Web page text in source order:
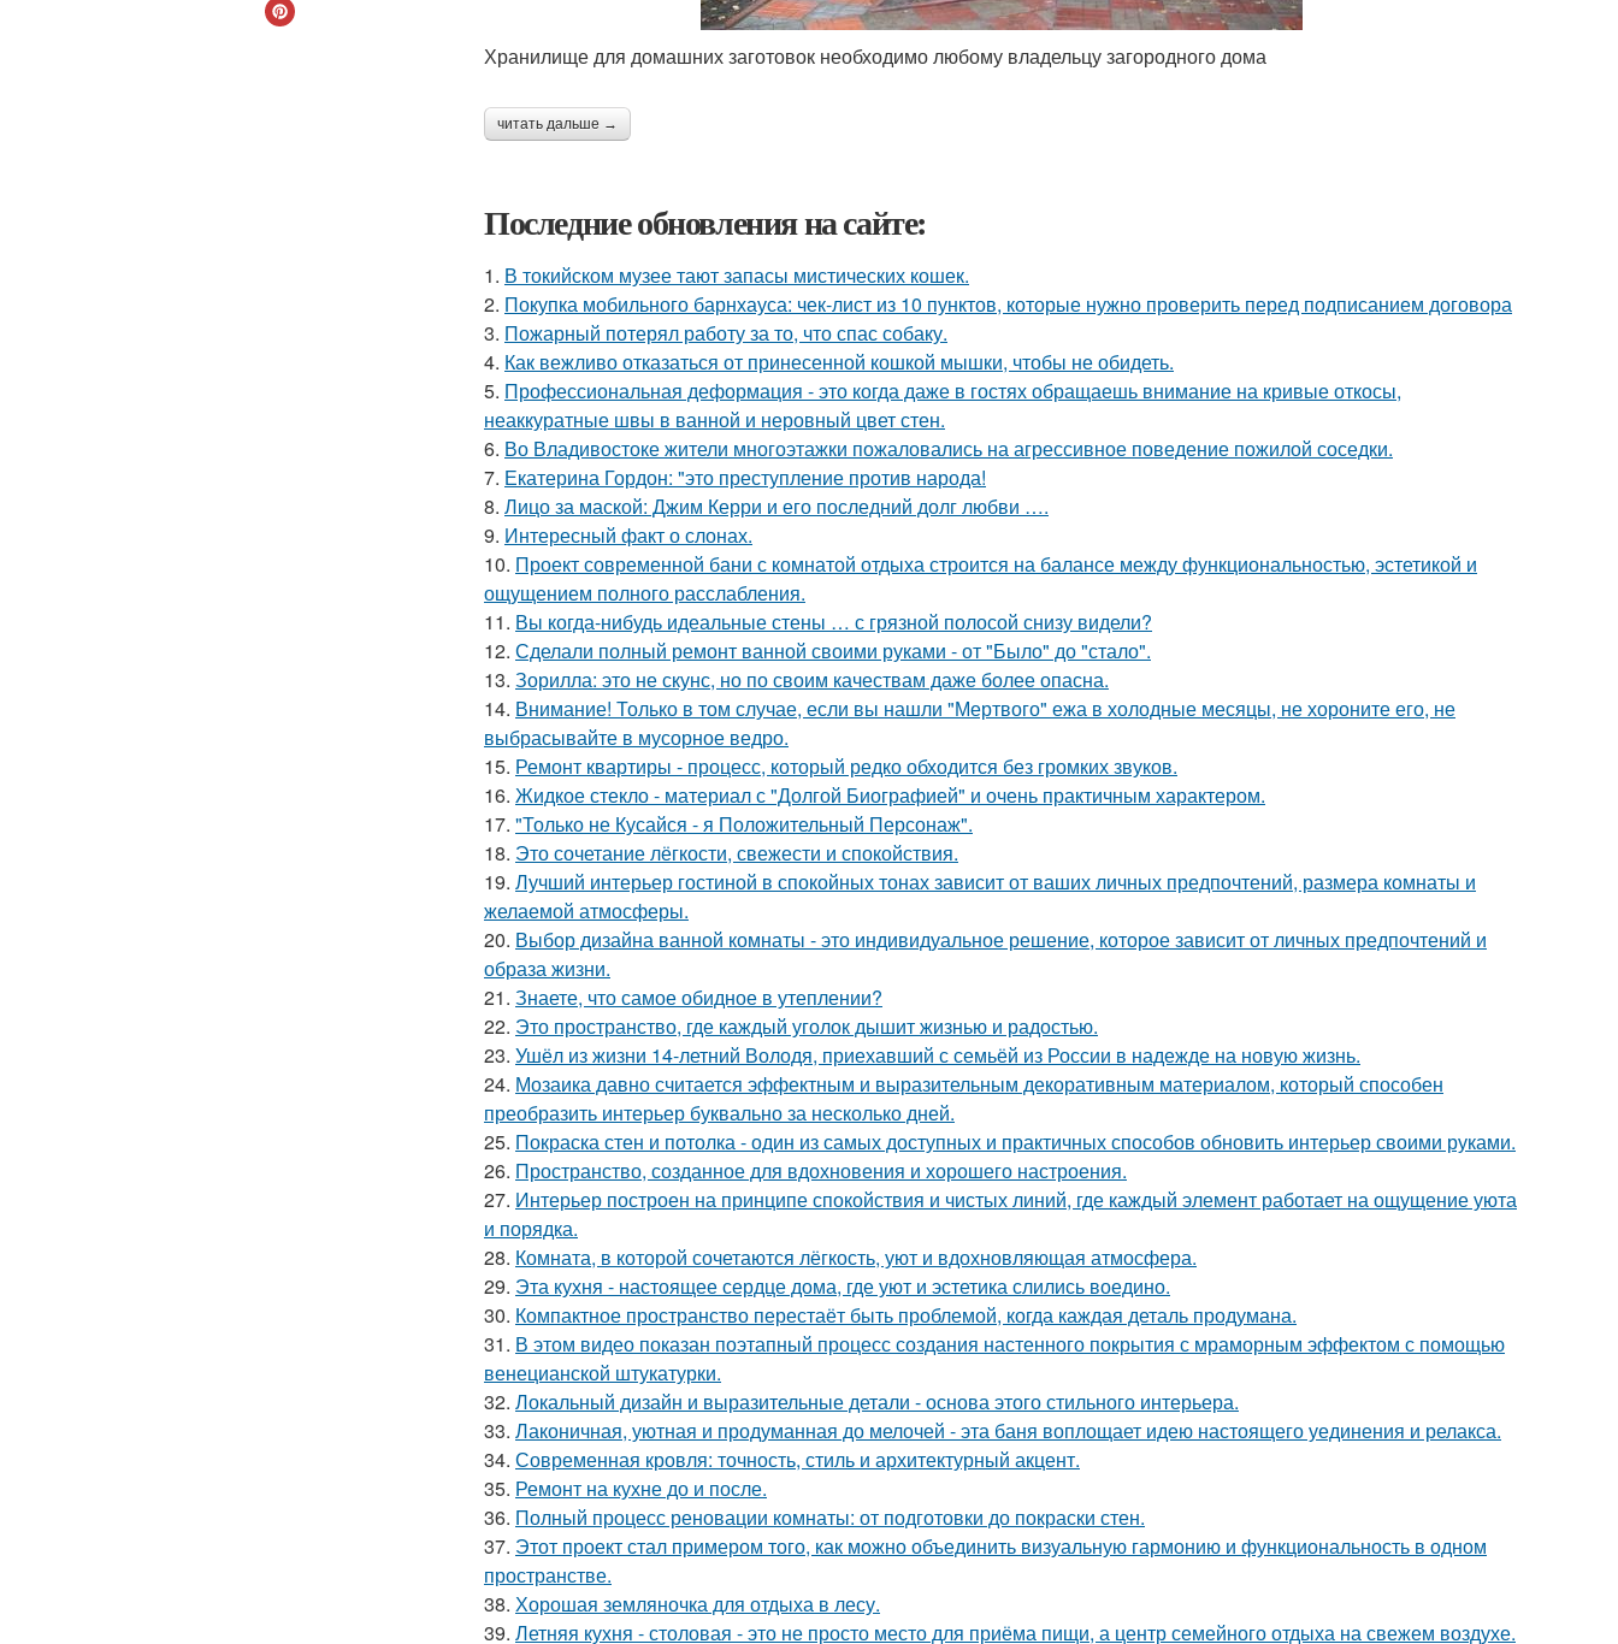
Хранилище для домашних заготовок необходимо любому владельцу загородного дома
читать дальше →
Последние обновления на сайте:
1. В токийском музее тают запасы мистических кошек.
2. Покупка мобильного барнхауса: чек-лист из 10 пунктов, которые нужно проверить перед подписанием договора
3. Пожарный потерял работу за то, что спас собаку.
4. Как вежливо отказаться от принесенной кошкой мышки, чтобы не обидеть.
5. Профессиональная деформация - это когда даже в гостях обращаешь внимание на кривые откосы,
неаккуратные швы в ванной и неровный цвет стен.
6. Во Владивостоке жители многоэтажки пожаловались на агрессивное поведение пожилой соседки.
7. Екатерина Гордон: "это преступление против народа!
8. Лицо за маской: Джим Керри и его последний долг любви ….
9. Интересный факт о слонах.
10. Проект современной бани с комнатой отдыха строится на балансе между функциональностью, эстетикой и
ощущением полного расслабления.
11. Вы когда-нибудь идеальные стены … с грязной полосой снизу видели?
12. Сделали полный ремонт ванной своими руками - от "Было" до "стало".
13. Зорилла: это не скунс, но по своим качествам даже более опасна.
14. Внимание! Только в том случае, если вы нашли "Мертвого" ежа в холодные месяцы, не хороните его, не
выбрасывайте в мусорное ведро.
15. Ремонт квартиры - процесс, который редко обходится без громких звуков.
16. Жидкое стекло - материал с "Долгой Биографией" и очень практичным характером.
17. "Только не Кусайся - я Положительный Персонаж".
18. Это сочетание лёгкости, свежести и спокойствия.
19. Лучший интерьер гостиной в спокойных тонах зависит от ваших личных предпочтений, размера комнаты и
желаемой атмосферы.
20. Выбор дизайна ванной комнаты - это индивидуальное решение, которое зависит от личных предпочтений и
образа жизни.
21. Знаете, что самое обидное в утеплении?
22. Это пространство, где каждый уголок дышит жизнью и радостью.
23. Ушёл из жизни 14-летний Володя, приехавший с семьёй из России в надежде на новую жизнь.
24. Мозаика давно считается эффектным и выразительным декоративным материалом, который способен
преобразить интерьер буквально за несколько дней.
25. Покраска стен и потолка - один из самых доступных и практичных способов обновить интерьер своими руками.
26. Пространство, созданное для вдохновения и хорошего настроения.
27. Интерьер построен на принципе спокойствия и чистых линий, где каждый элемент работает на ощущение уюта
и порядка.
28. Комната, в которой сочетаются лёгкость, уют и вдохновляющая атмосфера.
29. Эта кухня - настоящее сердце дома, где уют и эстетика слились воедино.
30. Компактное пространство перестаёт быть проблемой, когда каждая деталь продумана.
31. В этом видео показан поэтапный процесс создания настенного покрытия с мраморным эффектом с помощью
венецианской штукатурки.
32. Локальный дизайн и выразительные детали - основа этого стильного интерьера.
33. Лаконичная, уютная и продуманная до мелочей - эта баня воплощает идею настоящего уединения и релакса.
34. Современная кровля: точность, стиль и архитектурный акцент.
35. Ремонт на кухне до и после.
36. Полный процесс реновации комнаты: от подготовки до покраски стен.
37. Этот проект стал примером того, как можно объединить визуальную гармонию и функциональность в одном
пространстве.
38. Хорошая земляночка для отдыха в лесу.
39. Летняя кухня - столовая - это не просто место для приёма пищи, а центр семейного отдыха на свежем воздухе.